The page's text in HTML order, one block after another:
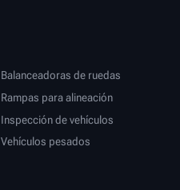
Balanceadoras de ruedas
Rampas para alineación
Inspección de vehículos
Vehículos pesados